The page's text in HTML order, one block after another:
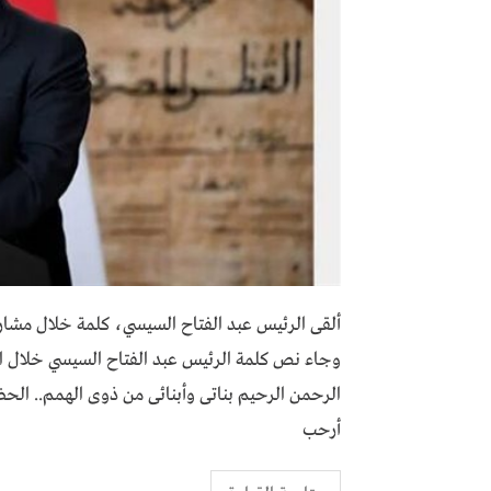
ألقى الرئيس عبد الفتاح السيسي، كلمة خلال
وجاء نص كلمة الرئيس عبد الفتاح السيسي خلال
الرحمن الرحيم بنـاتــى وأبنـائــى من ذوى
أرحب